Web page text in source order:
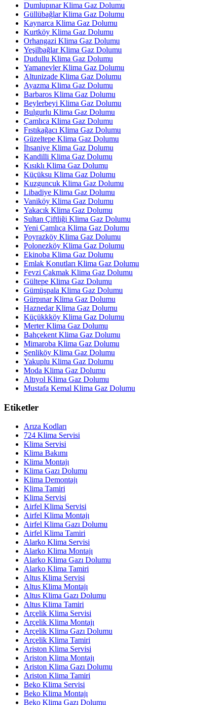
Dumlupınar Klima Gaz Dolumu
Güllübağlar Klima Gaz Dolumu
Kaynarca Klima Gaz Dolumu
Kurtköy Klima Gaz Dolumu
Orhangazi Klima Gaz Dolumu
Yeşilbağlar Klima Gaz Dolumu
Dudullu Klima Gaz Dolumu
Yamanevler Klima Gaz Dolumu
Altunizade Klima Gaz Dolumu
Ayazma Klima Gaz Dolumu
Barbaros Klima Gaz Dolumu
Beylerbeyi Klima Gaz Dolumu
Bulgurlu Klima Gaz Dolumu
Çamlıca Klima Gaz Dolumu
Fıstıkağacı Klima Gaz Dolumu
Güzeltepe Klima Gaz Dolumu
İhsaniye Klima Gaz Dolumu
Kandilli Klima Gaz Dolumu
Kısıklı Klima Gaz Dolumu
Küçüksu Klima Gaz Dolumu
Kuzguncuk Klima Gaz Dolumu
Libadiye Klima Gaz Dolumu
Vaniköy Klima Gaz Dolumu
Yakacık Klima Gaz Dolumu
Sultan Çiftliği Klima Gaz Dolumu
Yeni Çamlıca Klima Gaz Dolumu
Poyrazköy Klima Gaz Dolumu
Polonezköy Klima Gaz Dolumu
Ekinoba Klima Gaz Dolumu
Emlak Konutları Klima Gaz Dolumu
Fevzi Çakmak Klima Gaz Dolumu
Gültepe Klima Gaz Dolumu
Gümüşpala Klima Gaz Dolumu
Gürpınar Klima Gaz Dolumu
Haznedar Klima Gaz Dolumu
Küçükkköy Klima Gaz Dolumu
Merter Klima Gaz Dolumu
Bahçekent Klima Gaz Dolumu
Mimaroba Klima Gaz Dolumu
Şenliköy Klima Gaz Dolumu
Yakuplu Klima Gaz Dolumu
Moda Klima Gaz Dolumu
Altıyol Klima Gaz Dolumu
Mustafa Kemal Klima Gaz Dolumu
Etiketler
Arıza Kodları
724 Klima Servisi
Klima Servisi
Klima Bakımı
Klima Montajı
Klima Gazı Dolumu
Klima Demontajı
Klima Tamiri
Klima Servisi
Airfel Klima Servisi
Airfel Klima Montajı
Airfel Klima Gazı Dolumu
Airfel Klima Tamiri
Alarko Klima Servisi
Alarko Klima Montajı
Alarko Klima Gazı Dolumu
Alarko Klima Tamiri
Altus Klima Servisi
Altus Klima Montajı
Altus Klima Gazı Dolumu
Altus Klima Tamiri
Arçelik Klima Servisi
Arçelik Klima Montajı
Arçelik Klima Gazı Dolumu
Arçelik Klima Tamiri
Ariston Klima Servisi
Ariston Klima Montajı
Ariston Klima Gazı Dolumu
Ariston Klima Tamiri
Beko Klima Servisi
Beko Klima Montajı
Beko Klima Gazı Dolumu